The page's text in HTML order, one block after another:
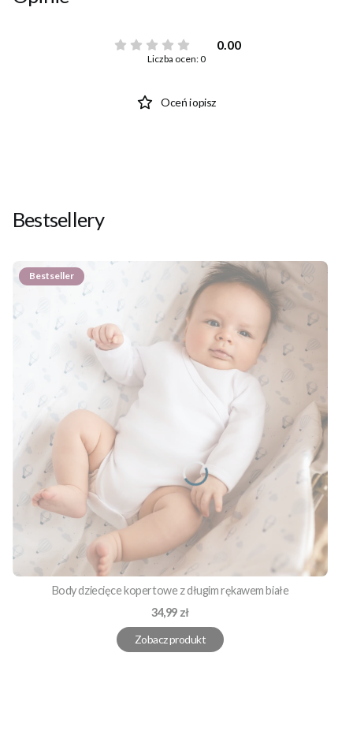
0.00
Liczba ocen: 0
Oceń i opisz
Bestsellery
Bestseller
Body dziecięce kopertowe z długim rękawem białe
Cena
34,99 zł
Zobacz produkt